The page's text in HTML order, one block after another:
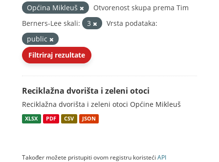
Općina Mikleuš
Otvorenost skupa prema Tim
Berners-Lee skali:
3
Vrsta podataka:
public
Filtriraj rezultate
Reciklažna dvorišta i zeleni otoci
Reciklažna dvorišta i zeleni otoci Općine Mikleuš
XLSX PDF CSV JSON
Također možete pristupiti ovom registru koristeći API